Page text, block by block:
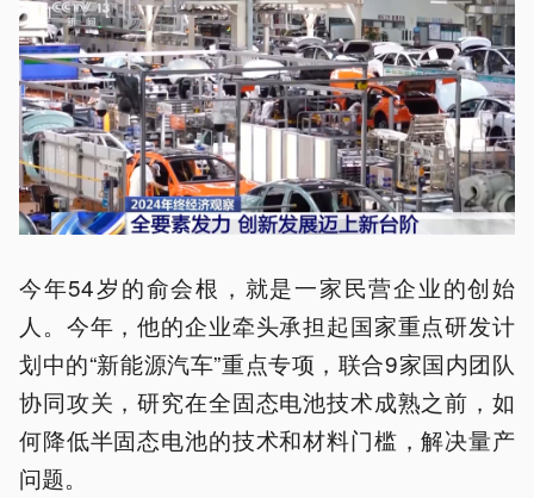
今年54岁的俞会根，就是一家民营企业的创始
人。今年，他的企业牵头承担起国家重点研发计
划中的“新能源汽车”重点专项，联合9家国内团队
协同攻关，研究在全固态电池技术成熟之前，如
何降低半固态电池的技术和材料门槛，解决量产
问题。